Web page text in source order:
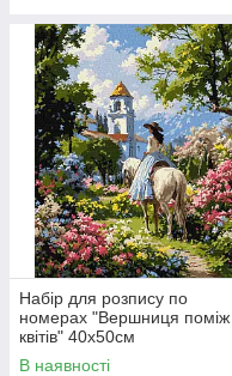
Набір для розпису по
номерах "Вершниця поміж
квітів" 40х50см
В наявності